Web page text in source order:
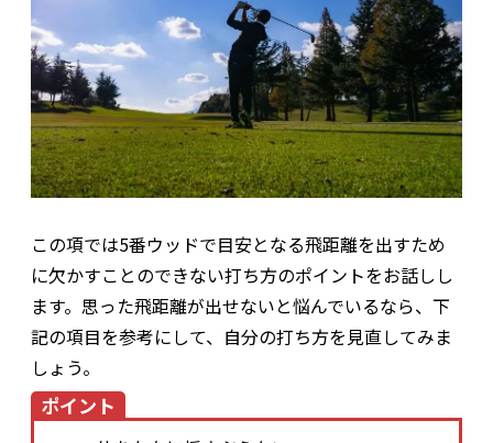
この項では5番ウッドで目安となる飛距離を出すため
に欠かすことのできない打ち方のポイントをお話しし
ます。思った飛距離が出せないと悩んでいるなら、下
記の項目を参考にして、自分の打ち方を見直してみま
しょう。
ポイント